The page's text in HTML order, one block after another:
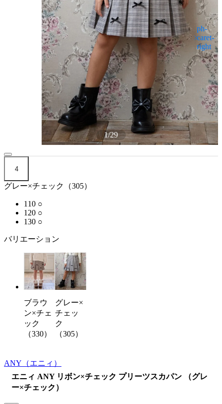
1/29
4
グレー×チェック（305）
110 ○
120 ○
130 ○
バリエーション
ブラウ
ン×チェ
ック
（330）
グレー×
チェッ
ク
（305）
ANY （エニィ）
エニィ ANY リボン×チェック プリーツスカパン （グレ
ー×チェック）